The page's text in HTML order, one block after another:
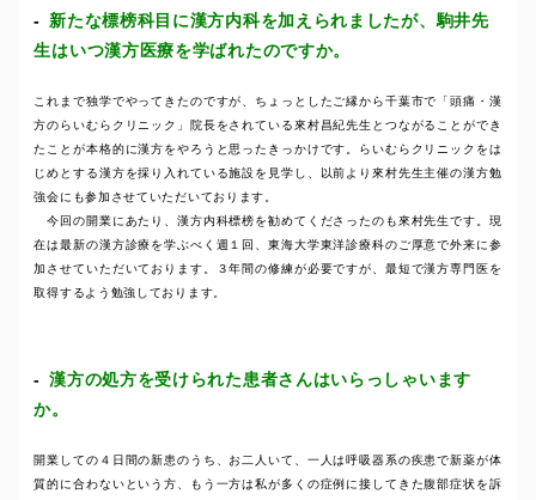
新たな標榜科目に漢方内科を加えられましたが、駒井先
生はいつ漢方医療を学ばれたのですか。
これまで独学でやってきたのですが、ちょっとしたご縁から千葉市で「頭痛・漢
方のらいむらクリニック」院長をされている來村昌紀先生とつながることができ
たことが本格的に漢方をやろうと思ったきっかけです。らいむらクリニックをは
じめとする漢方を採り入れている施設を見学し、以前より來村先生主催の漢方勉
強会にも参加させていただいております。
今回の開業にあたり、漢方内科標榜を勧めてくださったのも來村先生です。現
在は最新の漢方診療を学ぶべく週１回、東海大学東洋診療科のご厚意で外来に参
加させていただいております。３年間の修練が必要ですが、最短で漢方専門医を
取得するよう勉強しております。
漢方の処方を受けられた患者さんはいらっしゃいます
か。
開業しての４日間の新患のうち、お二人いて、一人は呼吸器系の疾患で新薬が体
質的に合わないという方、もう一方は私が多くの症例に接してきた腹部症状を訴